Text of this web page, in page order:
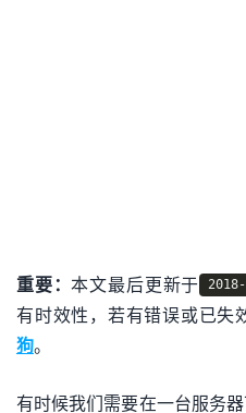
重要：本文最后更新于
有时效性，若有错误或已失
狗。
有时候我们需要在一台服务